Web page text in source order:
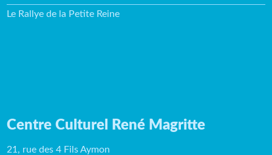
Le Rallye de la Petite Reine
Centre Culturel René Magritte
21, rue des 4 Fils Aymon